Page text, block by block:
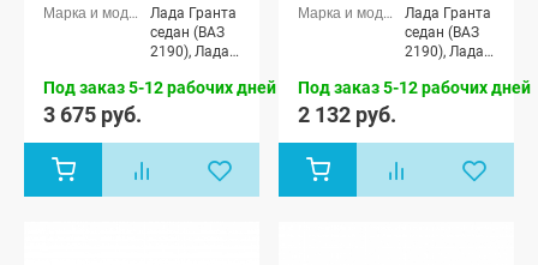
Лада Гранта
седан (ВАЗ
2190), Лада
Спорт седан
лифтбек
(ВАЗ 2191)
Под заказ 5-12 рабочих дней
3 675 руб.
Лада Гранта
седан (ВАЗ
2190), Лада
Спорт седан
лифтбек
(ВАЗ 2191)
Под заказ 5-12 рабочих дней
2 132 руб.